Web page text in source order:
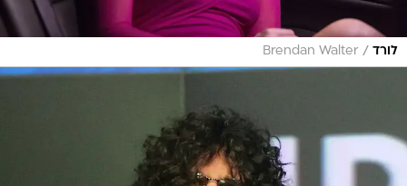
לורד /
Brendan Walter